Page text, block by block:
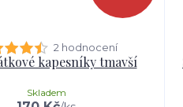
2 hodnocení
kapesníky tmavší
Skladem